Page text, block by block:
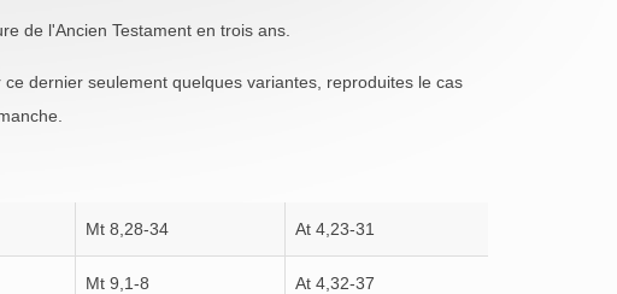
de l'Ancien Testament en trois ans.
dernier seulement quelques variantes, reproduites le cas
Mt 8,28-34 At 4,23-31
Mt 9,1-8 At 4,32-37